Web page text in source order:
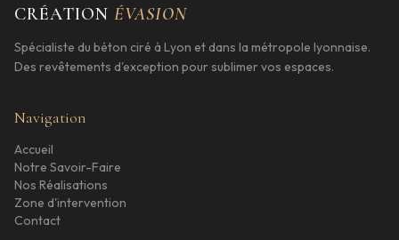
CRÉATION ÉVASION
Spécialiste du béton ciré à Lyon et dans la métropole lyonnaise.
Des revêtements d'exception pour sublimer vos espaces.
Navigation
Accueil
Notre Savoir-Faire
Nos Réalisations
Zone d'intervention
Contact